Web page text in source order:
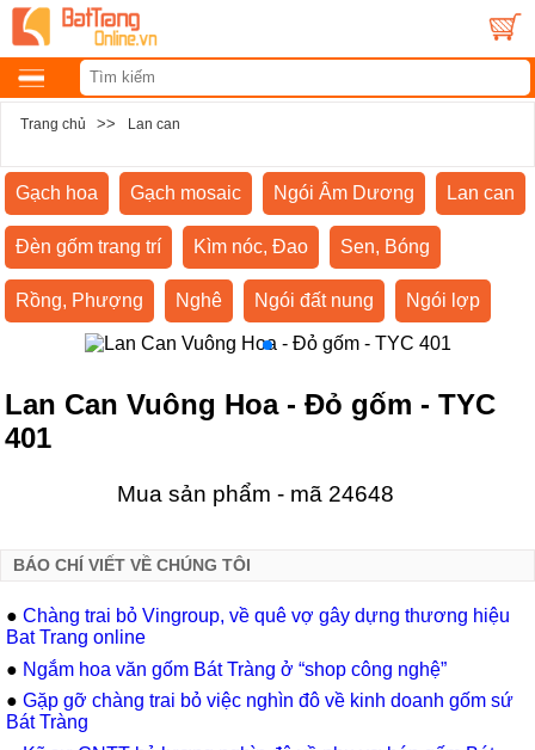
Trang chủ >> Lan can
Gạch hoa Gạch mosaic Ngói Âm Dương Lan can
Đèn gốm trang trí Kìm nóc, Đao Sen, Bóng
Rồng, Phượng Nghê Ngói đất nung Ngói lợp
Lan Can Vuông Hoa - Đỏ gốm - TYC
401
Mua sản phẩm - mã 24648
BÁO CHÍ VIẾT VỀ CHÚNG TÔI
● Chàng trai bỏ Vingroup, về quê vợ gây dựng thương hiệu
Bat Trang online
● Ngắm hoa văn gốm Bát Tràng ở “shop công nghệ”
● Gặp gỡ chàng trai bỏ việc nghìn đô về kinh doanh gốm sứ
Bát Tràng